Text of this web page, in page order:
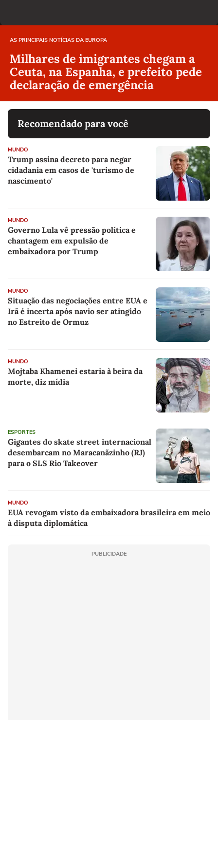
AS PRINCIPAIS NOTÍCIAS DA EUROPA
Milhares de imigrantes chegam a
Ceuta, na Espanha, e prefeito pede
declaração de emergência
Recomendado para você
MUNDO
Trump assina decreto para negar
cidadania em casos de 'turismo de
nascimento'
MUNDO
Governo Lula vê pressão política e
chantagem em expulsão de
embaixadora por Trump
MUNDO
Situação das negociações entre EUA e
Irã é incerta após navio ser atingido
no Estreito de Ormuz
MUNDO
Mojtaba Khamenei estaria à beira da
morte, diz mídia
ESPORTES
Gigantes do skate street internacional
desembarcam no Maracanãzinho (RJ)
para o SLS Rio Takeover
MUNDO
EUA revogam visto da embaixadora brasileira em meio
à disputa diplomática
PUBLICIDADE